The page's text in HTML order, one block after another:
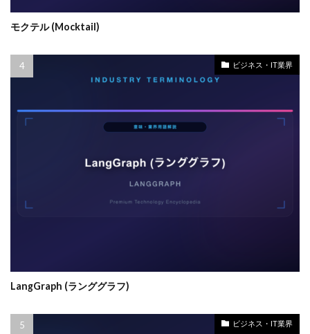
モクテル (Mocktail)
ビジネス・IT業界
LangGraph (ランググラフ)
ビジネス・IT業界